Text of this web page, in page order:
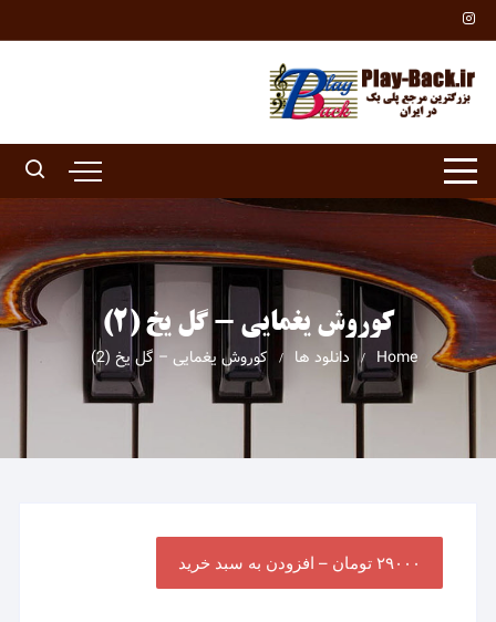
Skip
to
content
کوروش یغمایی - گل یخ (2)
Home دانلود ها کوروش یغمایی – گل یخ (2)
۲۹۰۰۰ تومان – افزودن به سبد خرید